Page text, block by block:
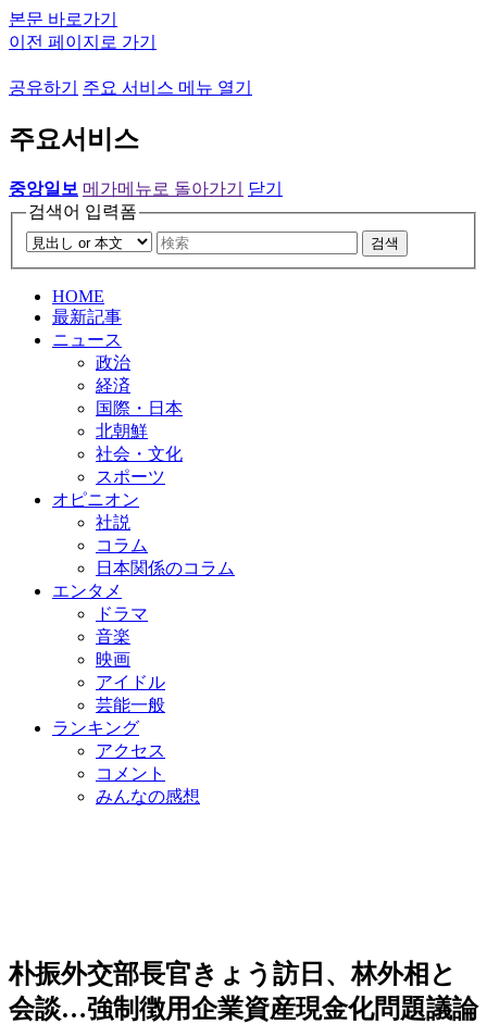
본문 바로가기
이전 페이지로 가기
공유하기 주요 서비스 메뉴 열기
주요서비스
중앙일보 메가메뉴로 돌아가기
닫기
검색어 입력폼
검색
HOME
最新記事
ニュース
政治
経済
国際・日本
北朝鮮
社会・文化
スポーツ
オピニオン
社説
コラム
日本関係のコラム
エンタメ
ドラマ
音楽
映画
アイドル
芸能一般
ランキング
アクセス
コメント
みんなの感想
朴振外交部長官きょう訪日、林外相と
会談…強制徴用企業資産現金化問題議論